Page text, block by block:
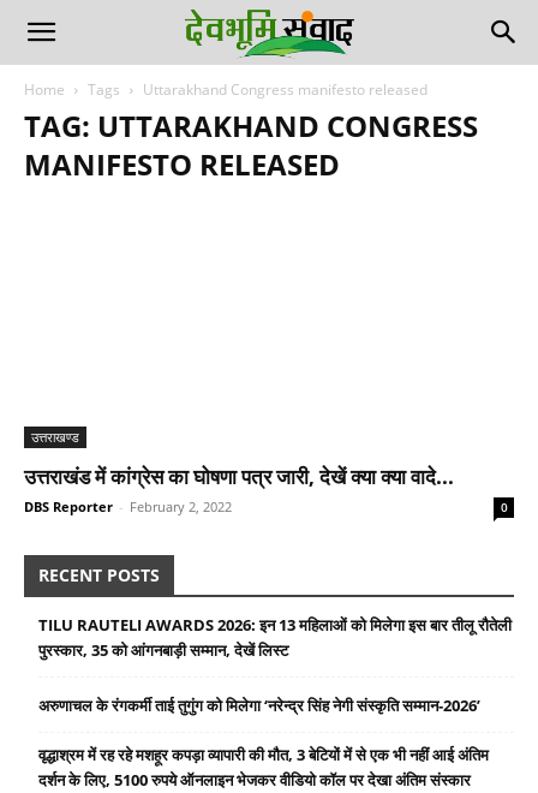
Home Tags Uttarakhand Congress manifesto released
TAG: UTTARAKHAND CONGRESS
MANIFESTO RELEASED
उत्तराखण्ड
उत्तराखंड में कांग्रेस का घोषणा पत्र जारी, देखें क्या क्या वादे...
DBS Reporter - February 2, 2022 0
RECENT POSTS
TILU RAUTELI AWARDS 2026: इन 13 महिलाओं को मिलेगा इस बार तीलू रौतेली
पुरस्कार, 35 को आंगनबाड़ी सम्मान, देखें लिस्ट
अरुणाचल के रंगकर्मी ताई तुगुंग को मिलेगा ‘नरेन्द्र सिंह नेगी संस्कृति सम्मान-2026’
वृद्धाश्रम में रह रहे मशहूर कपड़ा व्यापारी की मौत, 3 बेटियों में से एक भी नहीं आई अंतिम
दर्शन के लिए, 5100 रुपये ऑनलाइन भेजकर वीडियो कॉल पर देखा अंतिम संस्कार